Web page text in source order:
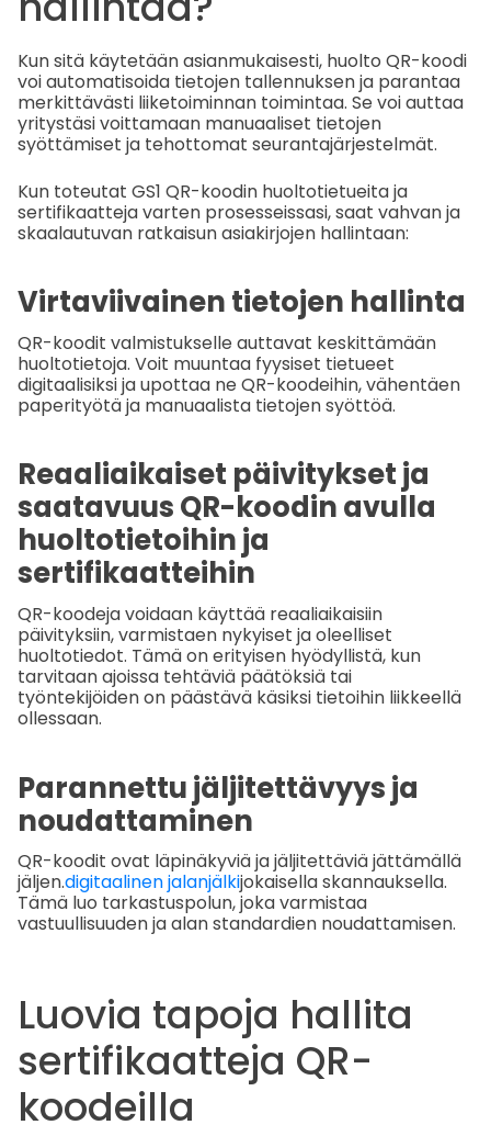
Kun sitä käytetään asianmukaisesti, huolto QR-koodi
voi automatisoida tietojen tallennuksen ja parantaa
merkittävästi liiketoiminnan toimintaa. Se voi auttaa
yritystäsi voittamaan manuaaliset tietojen
syöttämiset ja tehottomat seurantajärjestelmät.
Kun toteutat GS1 QR-koodin huoltotietueita ja
sertifikaatteja varten prosesseissasi, saat vahvan ja
skaalautuvan ratkaisun asiakirjojen hallintaan:
Virtaviivainen tietojen hallinta
QR-koodit valmistukselle auttavat keskittämään
huoltotietoja. Voit muuntaa fyysiset tietueet
digitaalisiksi ja upottaa ne QR-koodeihin, vähentäen
paperityötä ja manuaalista tietojen syöttöä.
Reaaliaikaiset päivitykset ja
saatavuus QR-koodin avulla
huoltotietoihin ja
sertifikaatteihin
QR-koodeja voidaan käyttää reaaliaikaisiin
päivityksiin, varmistaen nykyiset ja oleelliset
huoltotiedot. Tämä on erityisen hyödyllistä, kun
tarvitaan ajoissa tehtäviä päätöksiä tai
työntekijöiden on päästävä käsiksi tietoihin liikkeellä
ollessaan.
Parannettu jäljitettävyys ja
noudattaminen
QR-koodit ovat läpinäkyviä ja jäljitettäviä jättämällä
jäljen.digitaalinen jalanjälkijokaisella skannauksella.
Tämä luo tarkastuspolun, joka varmistaa
vastuullisuuden ja alan standardien noudattamisen.
Luovia tapoja hallita
sertifikaatteja QR-
koodeilla